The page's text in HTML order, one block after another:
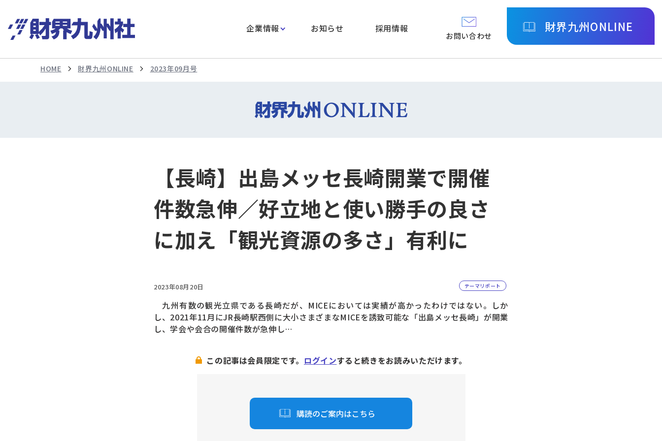
企業情報 お知らせ 採用情報
お問い合わせ
財界九州ONLINE
HOME 財界九州ONLINE 2023年09月号
【長崎】出島メッセ長崎開業で開催
件数急伸／好立地と使い勝手の良さ
に加え「観光資源の多さ」有利に
2023年08月20日 テーマリポート
九州有数の観光立県である長崎だが、MICEにおいては実績が高かったわけではない。しか
し、2021年11月にJR長崎駅西側に大小さまざまなMICEを誘致可能な「出島メッセ長崎」が開業
し、学会や会合の開催件数が急伸し…
この記事は会員限定です。 ログインすると続きをお読みいただけます。
購読のご案内はこちら